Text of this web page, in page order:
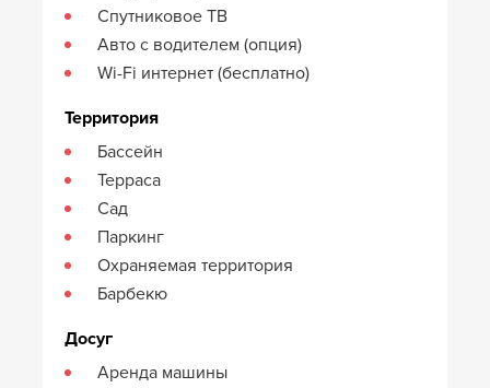
Спутниковое ТВ
Авто с водителем (опция)
Wi-Fi интернет (бесплатно)
Территория
Бассейн
Терраса
Сад
Паркинг
Охраняемая территория
Барбекю
Досуг
Аренда машины